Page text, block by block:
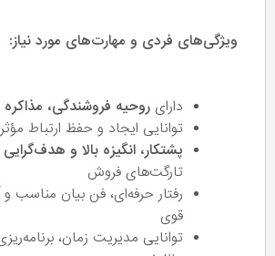
ویژگی‌های فردی و مهارت‌های مورد نیاز:
دارای روحیه فروشندگی،
توانایی ایجاد و حفظ ارتباط
پشتکار، انگیزه بالا و هدف‌گرایی
تارگت‌های فروش
رفتار حرفه‌ای، فن بیان مناسب و
قوی
توانایی مدیریت زمان،